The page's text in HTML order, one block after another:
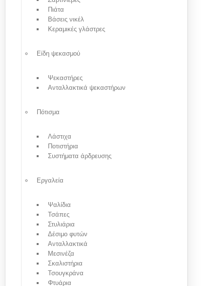
Πιάτα
Βάσεις νικέλ
Κεραμικές γλάστρες
Είδη ψεκασμού
Ψεκαστήρες
Ανταλλακτικά ψεκαστήρων
Πότισμα
Λάστιχα
Ποτιστήρια
Συστήματα άρδρευσης
Εργαλεία
Ψαλίδια
Τσάπες
Στυλιάρια
Δέσιμο φυτών
Ανταλλακτικά
Μεσινέζα
Σκαλιστήρια
Τσουγκράνα
Φτυάρια